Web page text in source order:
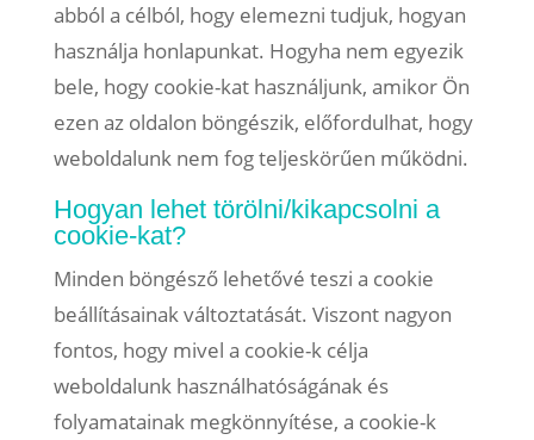
abból a célból, hogy elemezni tudjuk, hogyan
használja honlapunkat. Hogyha nem egyezik
bele, hogy cookie-kat használjunk, amikor Ön
ezen az oldalon böngészik, előfordulhat, hogy
weboldalunk nem fog teljeskörűen működni.
Hogyan lehet törölni/kikapcsolni a
cookie-kat?
Minden böngésző lehetővé teszi a cookie
beállításainak változtatását. Viszont nagyon
fontos, hogy mivel a cookie-k célja
weboldalunk használhatóságának és
folyamatainak megkönnyítése, a cookie-k